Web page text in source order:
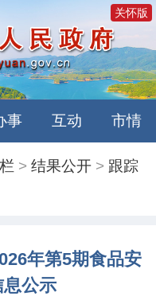
关怀版
事 互动 市情
>结果公开 > 跟踪
年第5期食品安
公示